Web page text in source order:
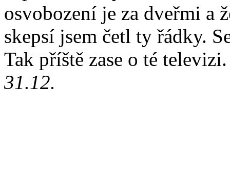
osvobození je za dveřmi a
skepsí jsem četl ty řádky.
Tak příště zase o té televizi.
31.12.